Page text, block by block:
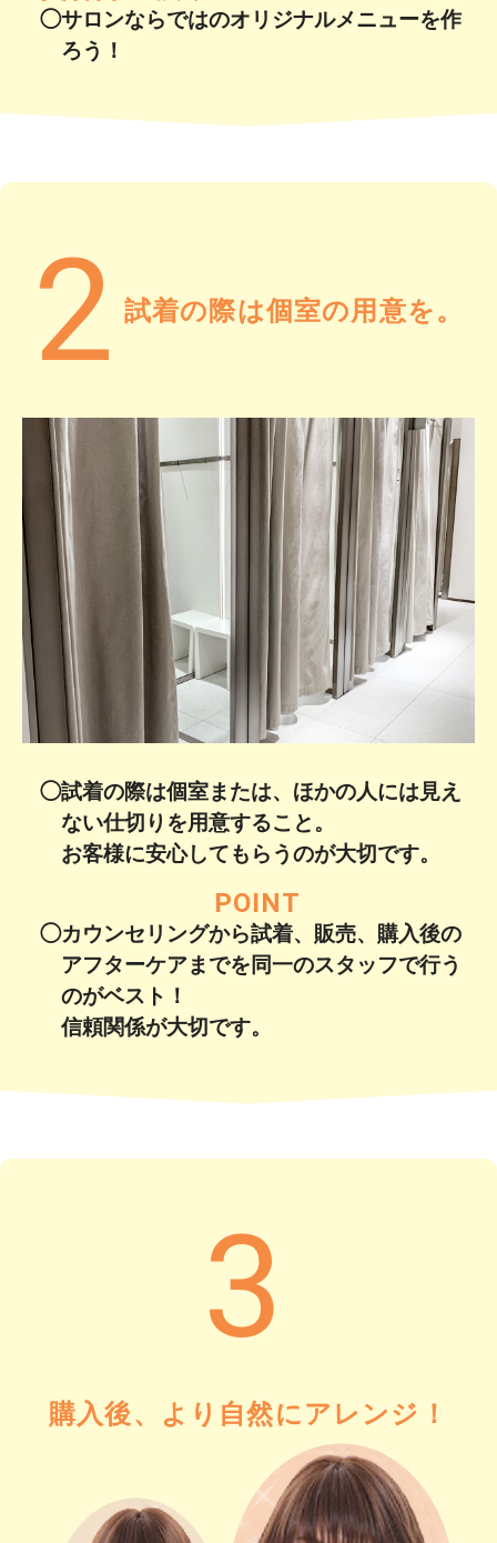
◯サロンならではのオリジナルメニューを作
ろう！
2 試着の際は個室の用意を。
◯試着の際は個室または、ほかの人には見え
ない仕切りを用意すること。
お客様に安心してもらうのが大切です。
POINT
◯カウンセリングから試着、販売、購入後の
アフターケアまでを同一のスタッフで行う
のがベスト！
信頼関係が大切です。
3
購入後、より自然にアレンジ！